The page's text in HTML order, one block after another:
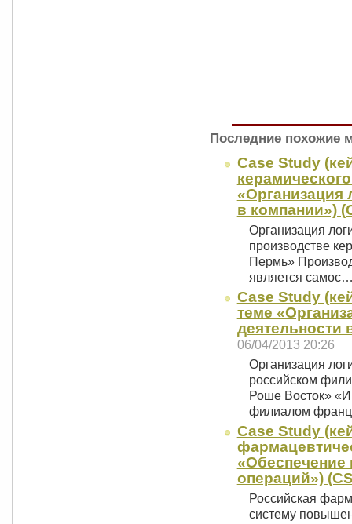
Последние похожие
Case Study
«Организация
в компании»)
Организация
производстве
Пермь»
является
Case Study
теме
деятельности
06/04/2013 20:26
Организация
российском
Роше Восток»
филиалом
Case Study
«Обеспечение
операций»)
Российская
систему